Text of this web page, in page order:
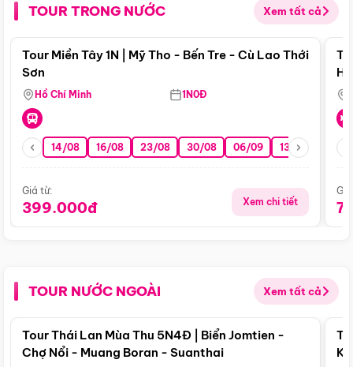
TOUR TRONG NƯỚC Xem tất cả
Điểm nổi bật
Tour Miền Tây 1N | Mỹ Tho - Bến Tre - Cù Lao Thới
Sơn
Hồ Chí Minh 1N0Đ
14/08 16/08 23/08 30/08 06/09 13/09 20/09
Giá từ:
399.000đ Xem chi tiết
TOUR NƯỚC NGOÀI Xem tất cả
Điểm nổi bật
Tour Thái Lan Mùa Thu 5N4Đ | Biển Jomtien -
Chợ Nổi - Muang Boran - Suanthai